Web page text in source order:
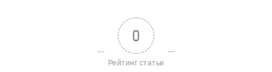
0
Рейтинг статьи